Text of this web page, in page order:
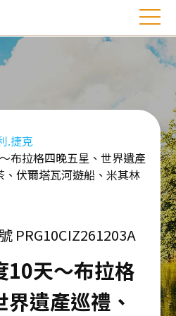
.捷克
布拉格四晚五星、世界遺產
伏爾塔瓦河遊船、米其林
PRG10CIZ261203A
10天～布拉格
遺產巡禮、